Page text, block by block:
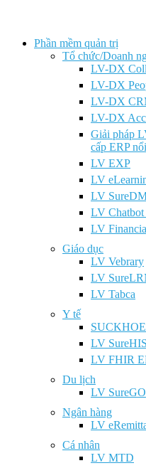
Phần mềm quản trị
Tổ chức/Doanh
LV-DX
LV-DX
LV-DX
LV-DX
Giải pháp
cấp ERP
LV EXP
LV
LV
LV
LV
Giáo dục
LV Vebrary
LV
LV Tabca
Y tế
LV SureHIS
LV FHIR
Du lịch
LV SureGO
Ngân hàng
LV
Cá nhân
LV MTD